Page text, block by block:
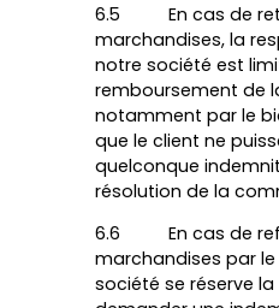
6.5 En cas de
marchandises, la
notre société est
remboursement de
notamment par le
que le client ne
quelconque
résolution de la
6.6 En cas de
marchandises par
société se réserve